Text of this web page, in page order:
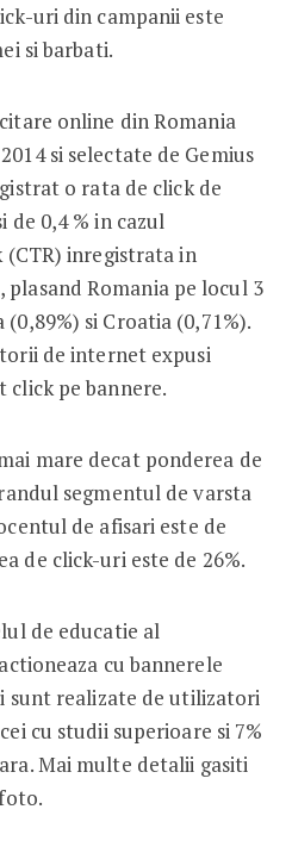
uri din campanii este
si barbati.
online din Romania
si selectate de Gemius
o rata de click de
de 0,4 % in cazul
(CTR) inregistrata in
plasand Romania pe locul 3
si Croatia (0,71%).
de internet expusi
click pe bannere.
mare decat ponderea de
segmentul de varsta
de afisari este de
de click-uri este de 26%.
de educatie al
cu bannerele
sunt realizate de utilizatori
cu studii superioare si 7%
Mai multe detalii gasiti